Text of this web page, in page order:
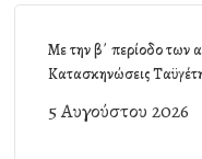
Με την β΄ περίοδο των
Κατασκηνώσεις
5 Αυγούστου 2026